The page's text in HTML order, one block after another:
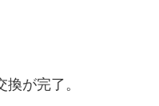
が完了。